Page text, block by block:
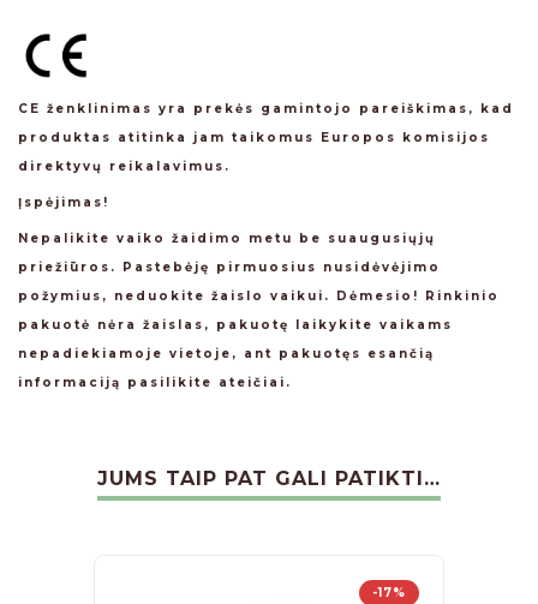
CE ženklinimas yra prekės gamintojo pareiškimas, kad
produktas atitinka jam taikomus Europos komisijos
direktyvų reikalavimus.
Įspėjimas!
Nepalikite vaiko žaidimo metu be suaugusiųjų
priežiūros. Pastebėję pirmuosius nusidėvėjimo
požymius, neduokite žaislo vaikui. Dėmesio! Rinkinio
pakuotė nėra žaislas, pakuotę laikykite vaikams
nepadiekiamoje vietoje, ant pakuotęs esančią
informaciją pasilikite ateičiai.
JUMS TAIP PAT GALI PATIKTI…
-17%